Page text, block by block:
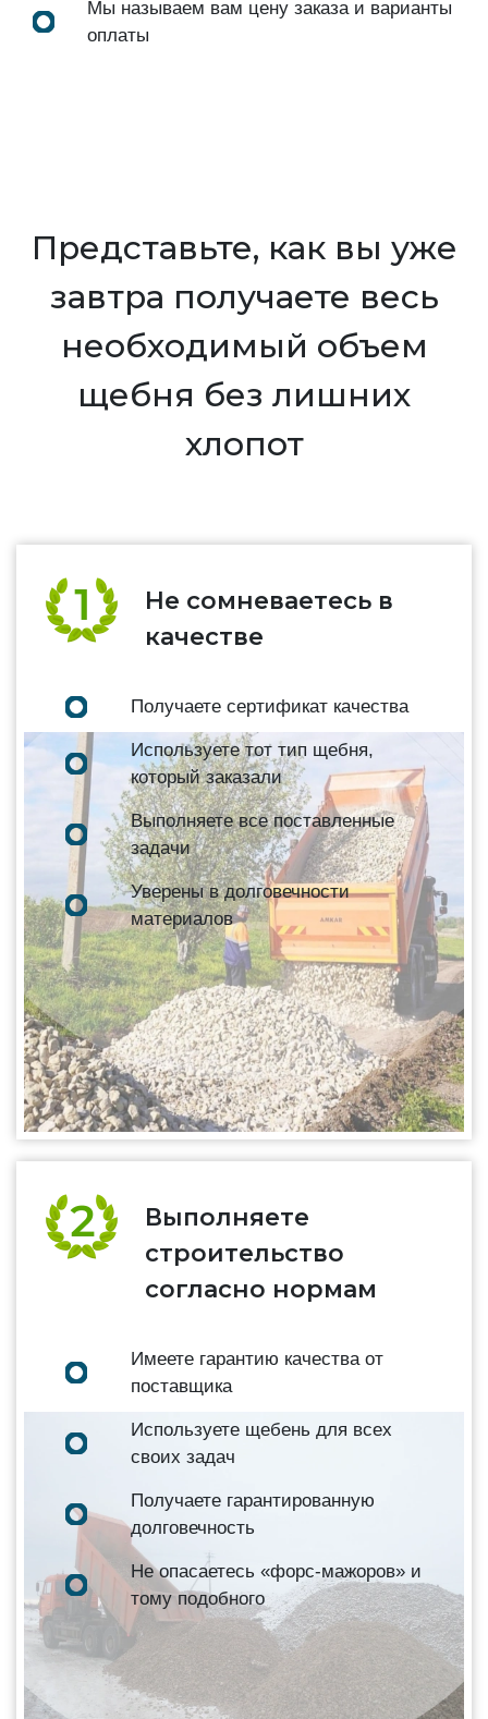
Мы называем вам цену заказа и варианты
оплаты
Представьте, как вы уже
завтра получаете весь
необходимый объем
щебня без лишних
хлопот
Не сомневаетесь в
качестве
Получаете сертификат качества
Используете тот тип щебня,
который заказали
Выполняете все поставленные
задачи
Уверены в долговечности
материалов
Выполняете
строительство
согласно нормам
Имеете гарантию качества от
поставщика
Используете щебень для всех
своих задач
Получаете гарантированную
долговечность
Не опасаетесь «форс-мажоров» и
тому подобного